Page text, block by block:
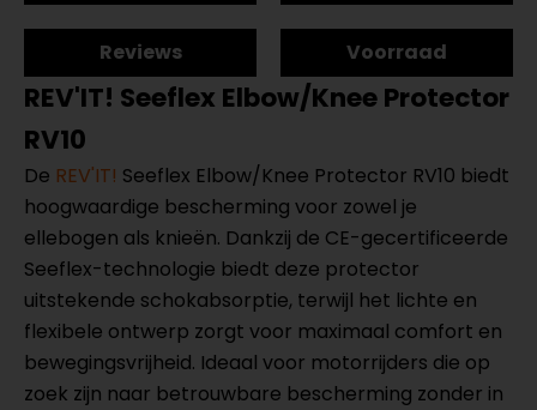
Reviews Voorraad
REV'IT! Seeflex Elbow/Knee Protector
RV10
De REV'IT! Seeflex Elbow/Knee Protector RV10 biedt
hoogwaardige bescherming voor zowel je
ellebogen als knieën. Dankzij de CE-gecertificeerde
Seeflex-technologie biedt deze protector
uitstekende schokabsorptie, terwijl het lichte en
flexibele ontwerp zorgt voor maximaal comfort en
bewegingsvrijheid. Ideaal voor motorrijders die op
zoek zijn naar betrouwbare bescherming zonder in